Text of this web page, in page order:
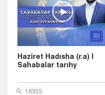
Haziret Hadısha (r.a) |
Sahabalar tarıhy
16355